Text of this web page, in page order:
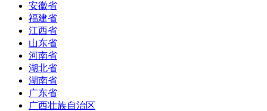
安徽省
福建省
江西省
山东省
河南省
湖北省
湖南省
广东省
广西壮族自治区